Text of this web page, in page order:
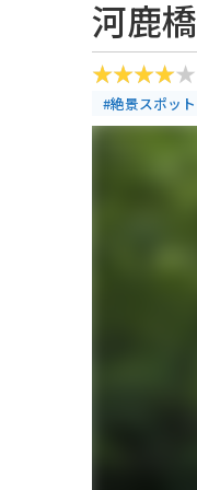
河鹿橋
#絶景スポット